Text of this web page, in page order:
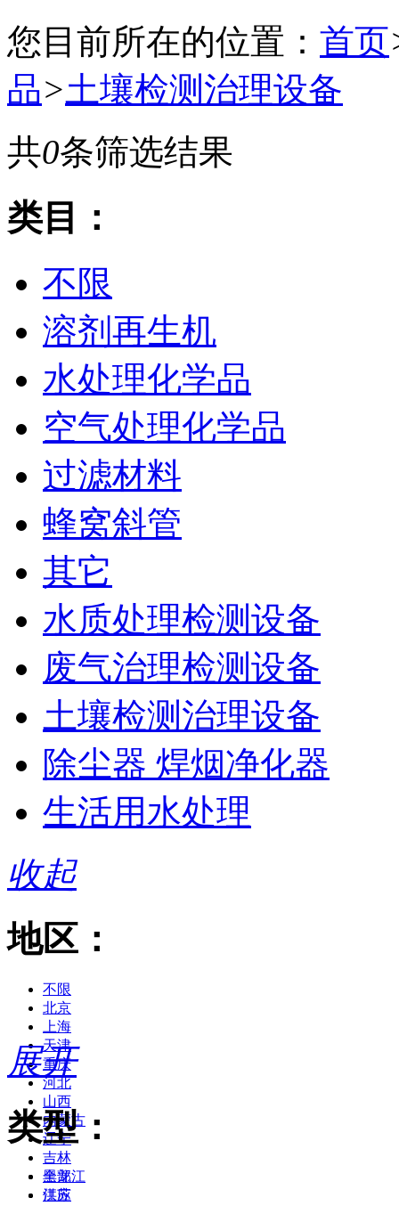
您目前所在的位置： 首页
品>土壤检测治理设备
共0条筛选结果
类目：
不限
溶剂再生机
水处理化学品
空气处理化学品
过滤材料
蜂窝斜管
其它
水质处理检测设备
废气治理检测设备
土壤检测治理设备
除尘器 焊烟净化器
生活用水处理
收起
地区：
不限
北京
上海
天津
重庆
河北
山西
内蒙古
辽宁
吉林
黑龙江
江苏
展开
类型：
全部
供应